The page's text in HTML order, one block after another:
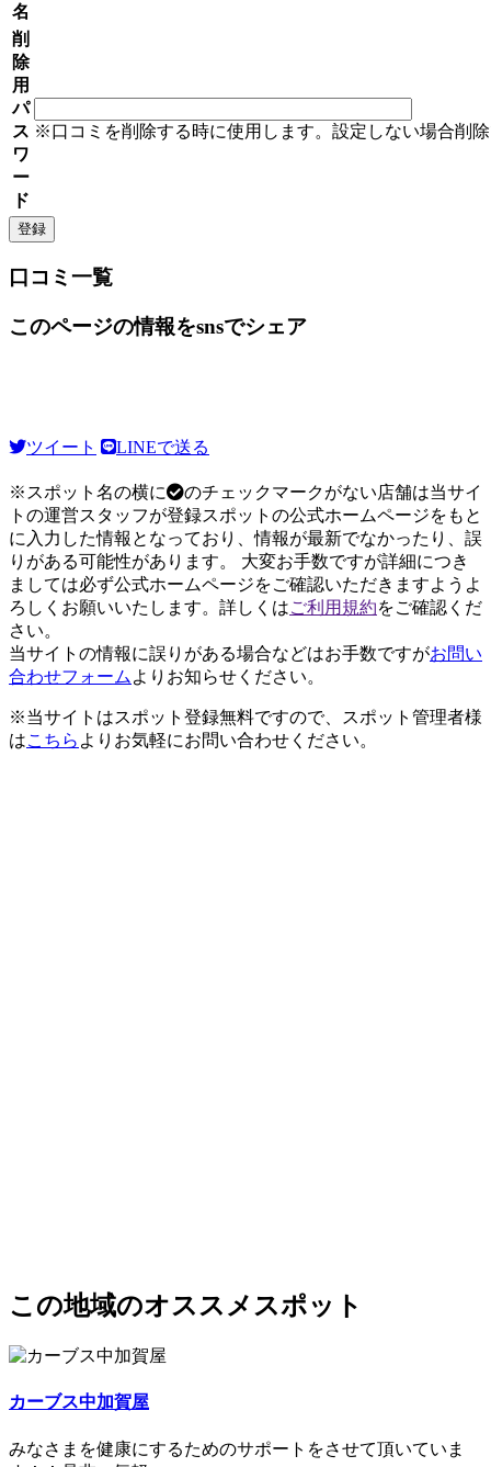
名
削
除
用
パ
ス
ワ
ー
ド
※口コミを削除する時に使用します。設定しない場合削
口コミ一覧
このページの情報をsnsでシェア
ツイート LINEで送る
※スポット名の横に
のチェックマークがない店舗は当サイ
トの運営スタッフが登録スポットの公式ホームページをもと
に入力した情報となっており、情報が最新でなかったり、誤
りがある可能性があります。 大変お手数ですが詳細につき
ましては必ず公式ホームページをご確認いただきますようよ
ろしくお願いいたします。詳しくはご利用規約をご確認くだ
さい。
当サイトの情報に誤りがある場合などはお手数ですがお問い
合わせフォーム よりお知らせください。
※当サイトはスポット登録無料ですので、スポット管理者様
はこちら よりお気軽にお問い合わせください。
この地域のオススメスポット
カーブス中加賀屋
みなさまを健康にするためのサポートをさせて頂いていま